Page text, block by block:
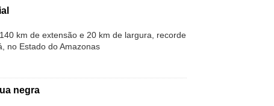
km de extensão e 20 km de largura, recorde
no Estado do Amazonas
negra